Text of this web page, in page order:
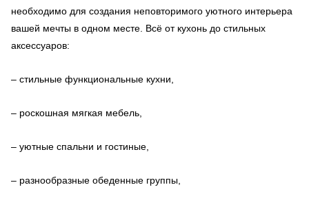
необходимо для создания неповторимого уютного интерьера
вашей мечты в одном месте. Всё от кухонь до стильных
аксессуаров:
– стильные функциональные кухни,
– роскошная мягкая мебель,
– уютные спальни и гостиные,
– разнообразные обеденные группы,